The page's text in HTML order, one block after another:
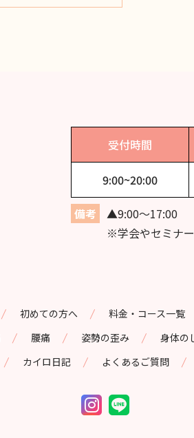
受付時間
9:00~20:00
備考
▲9:00〜17:00
※学会やセミナ
| 初めての方へ | 料金・コース一覧
| 腰痛 | 姿勢の歪み | 身体の
| カイロ日記 | よくあるご質問 |